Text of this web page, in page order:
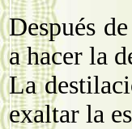
Después
a hacer la
La
exaltar la